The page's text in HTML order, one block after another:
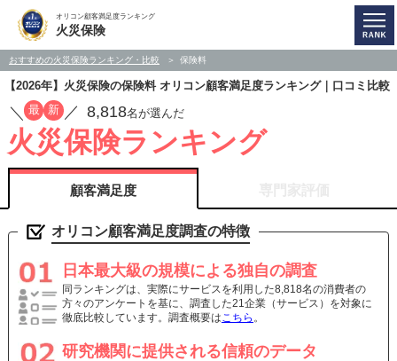
オリコン顧客満足度ランキング
火災保険
おすすめの火災保険ランキング・比較 保険料
【2026年】火災保険の保険料 オリコン顧客満足度ランキング｜口コミ比較
／ 最 新 ／ 8,818名が選んだ
火災保険ランキング
顧客満足度
オリコン顧客満足度調査の特徴
日本最大級の規模による独自の調査
同ランキングは、実際にサービスを利用した8,818名の消費者の
方々のアンケートを基に、調査した21企業（サービス）を対象に
徹底比較しています。調査概要はこちら 。
研究機関に提供される信頼のデータ